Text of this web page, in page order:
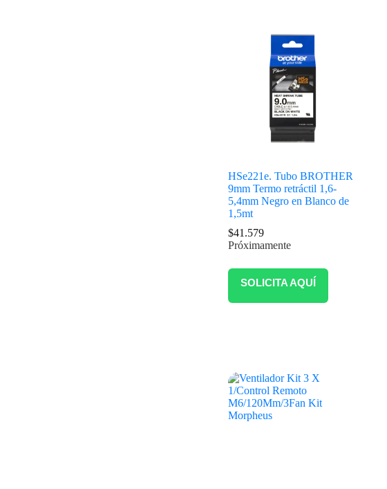
HSe221e. Tubo BROTHER
9mm Termo retráctil 1,6-
5,4mm Negro en Blanco de
1,5mt
$41.579
Próximamente
SOLICITA AQUÍ